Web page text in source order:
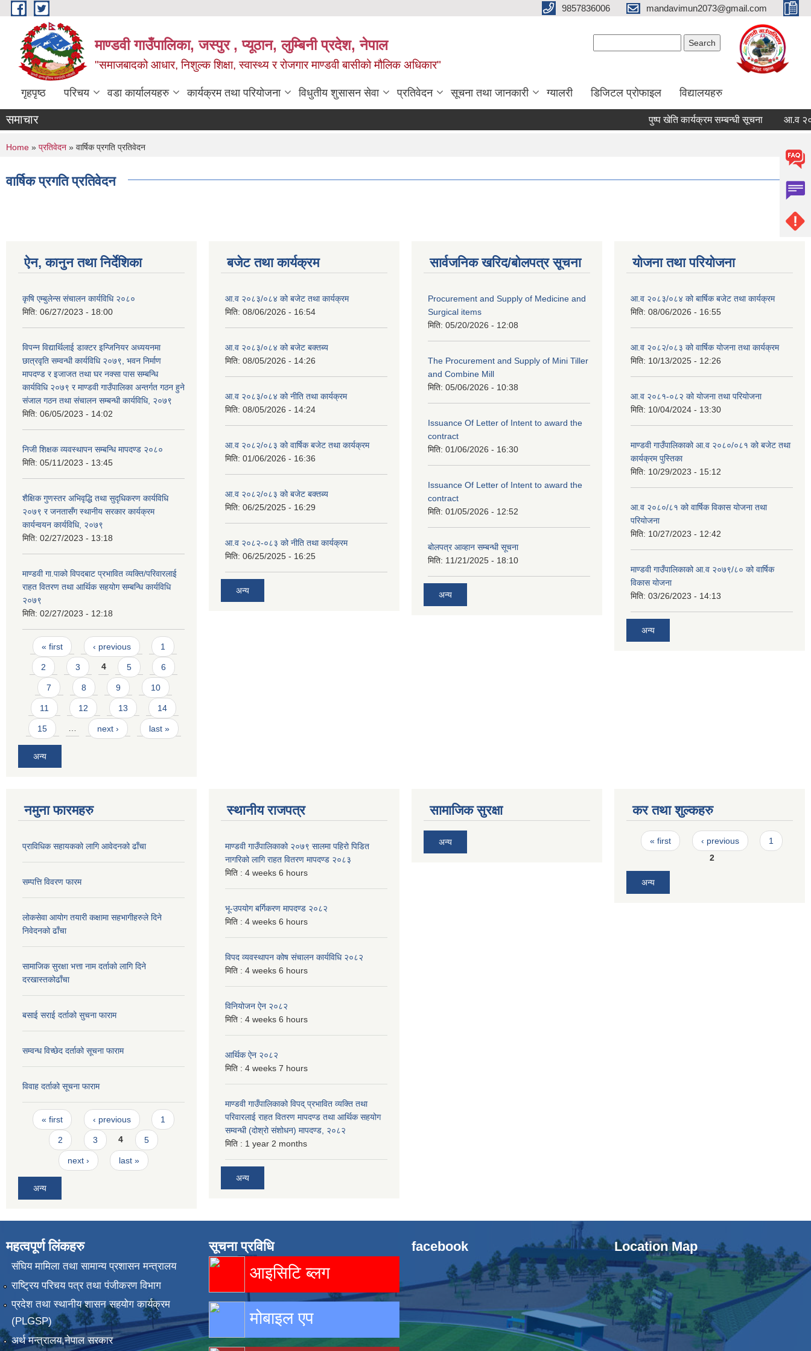
Skip to main content 9857836006 mandavimun2073@gmail.com
माण्डवी गाउँपालिका, जस्पुर , प्यूठान, लुम्बिनी प्रदेश, नेपाल
"समाजबादको आधार, निशुल्क शिक्षा, स्वास्थ्य र रोजगार माण्डवी बासीको मौलिक अधिकार"
गृहपृष्ठ परिचय वडा कार्यालयहरु कार्यक्रम तथा परियोजना विधुतीय शुसासन सेवा प्रतिवेदन सूचना तथा जानकारी ग्यालरी डिजिटल प्रोफाइल विद्यालयहरु
समाचार पुष्प खेति कार्यक्रम सम्बन्धी सूचना आ.व २०८३/
You are here
Home » प्रतिवेदन » वार्षिक प्रगति प्रतिवेदन
वार्षिक प्रगति प्रतिवेदन
ऐन, कानुन तथा निर्देशिका
कृषि एम्बुलेन्स संचालन कार्यविधि २०८०
मिति: 06/27/2023 - 18:00
विपन्न विद्यार्थिलाई डाक्टर इन्जिनियर अध्ययनमा
छात्रवृति सम्वन्धी कार्यविधि २०७९, भवन निर्माण
मापदण्ड र इजाजत तथा घर नक्सा पास सम्बन्धि
कार्यविधि २०७९ र माण्डवी गाउँपालिका अन्तर्गत गठन हुने
संजाल गठन तथा संचालन सम्बन्धी कार्यविधि, २०७९
मिति: 06/05/2023 - 14:02
निजी शिक्षक व्यवस्थापन सम्बन्धि मापदण्ड २०८०
मिति: 05/11/2023 - 13:45
शैक्षिक गुणस्तर अभिवृद्धि तथा सुदृधिकरण कार्यविधि
२०७९ र जनतासँग स्थानीय सरकार कार्यक्रम
कार्यन्वयन कार्यविधि, २०७९
मिति: 02/27/2023 - 13:18
माण्डवी गा.पाको विपदबाट प्रभावित व्यक्ति/परिवारलाई
राहत वितरण तथा आर्थिक सहयोग सम्बन्धि कार्यविधि
२०७९
मिति: 02/27/2023 - 12:18
Pages
« first ‹ previous 1
2 3 4 5 6
7 8 9 10
11 12 13 14
15 … next › last »
अन्य
बजेट तथा कार्यक्रम
आ.व २०८३/०८४ को बजेट तथा कार्यक्रम
मिति: 08/06/2026 - 16:54
आ.व २०८३/०८४ को बजेट बक्तब्य
मिति: 08/05/2026 - 14:26
आ.व २०८३/०८४ को नीति तथा कार्यक्रम
मिति: 08/05/2026 - 14:24
आ.व २०८२/०८३ को वार्षिक बजेट तथा कार्यक्रम
मिति: 01/06/2026 - 16:36
आ.व २०८२/०८३ को बजेट बक्तब्य
मिति: 06/25/2025 - 16:29
आ.व २०८२-०८३ को नीति तथा कार्यक्रम
मिति: 06/25/2025 - 16:25
अन्य
सार्वजनिक खरिद/बोलपत्र सूचना
Procurement and Supply of Medicine and
Surgical items
मिति: 05/20/2026 - 12:08
The Procurement and Supply of Mini Tiller
and Combine Mill
मिति: 05/06/2026 - 10:38
Issuance Of Letter of Intent to award the
contract
मिति: 01/06/2026 - 16:30
Issuance Of Letter of Intent to award the
contract
मिति: 01/05/2026 - 12:52
बोलपत्र आव्हान सम्बन्धी सूचना
मिति: 11/21/2025 - 18:10
अन्य
योजना तथा परियोजना
आ.व २०८३/०८४ को बार्षिक बजेट तथा कार्यक्रम
मिति: 08/06/2026 - 16:55
आ.व २०८२/०८३ को वार्षिक योजना तथा कार्यक्रम
मिति: 10/13/2025 - 12:26
आ.व २०८१-०८२ को योजना तथा परियोजना
मिति: 10/04/2024 - 13:30
माण्डवी गाउँपालिकाको आ.व २०८०/०८१ को बजेट तथा
कार्यक्रम पुस्तिका
मिति: 10/29/2023 - 15:12
आ.व २०८०/८१ को वार्षिक विकास योजना तथा
परियोजना
मिति: 10/27/2023 - 12:42
माण्डवी गाउँपालिकाको आ.व २०७९/८० को वार्षिक
विकास योजना
मिति: 03/26/2023 - 14:13
अन्य
नमुना फारमहरु
प्राविधिक सहायकको लागि आवेदनको ढाँचा
सम्पत्ति विवरण फारम
लोकसेवा आयोग तयारी कक्षामा सहभागीहरुले दिने
निवेदनको ढाँचा
सामाजिक सुरक्षा भत्ता नाम दर्ताको लागि दिने
दरखास्तकोढाँचा
बसाई सराई दर्ताको सुचना फाराम
सम्वन्ध विच्छेद दर्ताको सूचना फाराम
विवाह दर्ताको सूचना फाराम
Pages
« first ‹ previous 1
2 3 4 5
next › last »
अन्य
स्थानीय राजपत्र
माण्डवी गाउँपालिकाको २०७९ सालमा पहिरो पिडित
नागरिको लागि राहत वितरण मापदण्ड २०८३
मिति : 4 weeks 6 hours
भू-उपयोग बर्गिकरण मापदण्ड २०८२
मिति : 4 weeks 6 hours
विपद व्यवस्थापन कोष संचालन कार्यविधि २०८२
मिति : 4 weeks 6 hours
विनियोजन ऐन २०८२
मिति : 4 weeks 6 hours
आर्थिक ऐन २०८२
मिति : 4 weeks 7 hours
माण्डवी गाउँपालिकाको विपद् प्रभावित व्यक्ति तथा
परिवारलाई राहत वितरण मापदण्ड तथा आर्थिक सहयोग
सम्वन्धी (दोश्रो संशोधन) मापदण्ड, २०८२
मिति : 1 year 2 months
अन्य
सामाजिक सुरक्षा
अन्य
कर तथा शुल्कहरु
Pages
« first ‹ previous
1
2
अन्य
महत्वपूर्ण लिंकहरु
संघिय मामिला तथा सामान्य प्रशासन मन्त्रालय
राष्ट्रिय परिचय पत्र तथा पंजीकरण विभाग
प्रदेश तथा स्थानीय शासन सहयोग कार्यक्रम
(PLGSP)
अर्थ मन्त्रालय,नेपाल सरकार
सूचना प्रविधि
आइसिटि ब्लग
मोबाइल एप
facebook Location Map